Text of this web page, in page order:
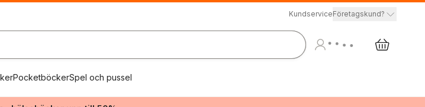
KundserviceFöretagskund?
PocketböckerSpel och pussel